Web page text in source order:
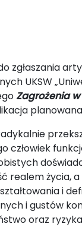
zgłaszania
UKSW
Zagrożenia
człowiek
realem życia,
i
i gustów
oraz